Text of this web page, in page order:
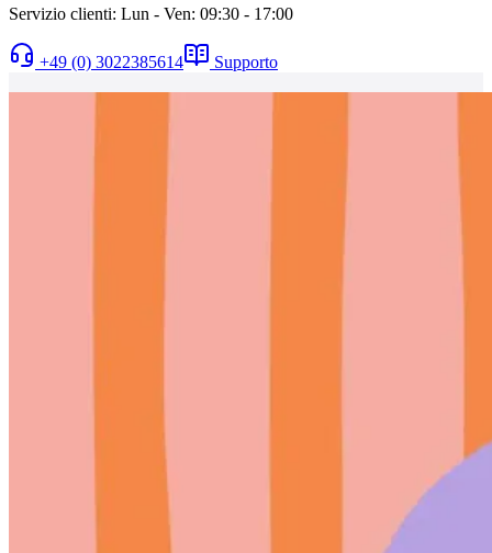
Servizio clienti: Lun - Ven: 09:30 - 17:00
+49 (0) 3022385614 Supporto